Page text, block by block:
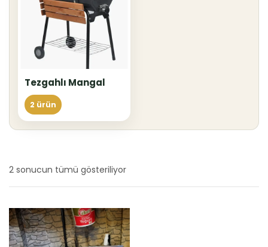
Tezgahlı Mangal
2 ürün
2 sonucun tümü gösteriliyor
göre
sıralandı